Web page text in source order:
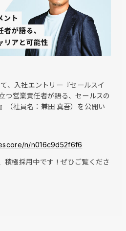
、入社エントリー『セールスイ
つ営業責任者が語る、セールスの
（社員名：兼田 真吾）を公開い
n/n016c9d52f6f6
積極採用中です！ぜひご覧くださ